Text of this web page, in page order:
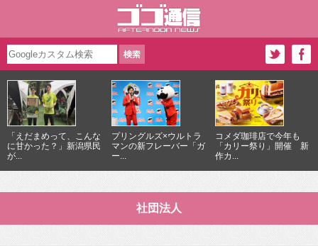
「えだまめって、こんな
に甘かった？」新潟県民
が...
プリングルズ×ウルトラ
マンの新フレーバー「ガ
ー...
コメダ珈琲店で今年も
「カリー祭り」開催 新
作カ...
社団法人